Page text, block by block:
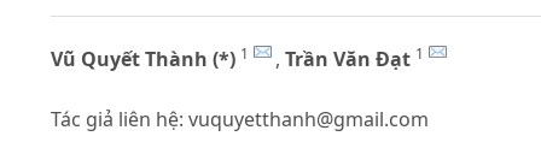
Vũ Quyết Thành (*) 1 , Trần Văn Đạt 1
Tác giả liên hệ: vuquyetthanh@gmail.com